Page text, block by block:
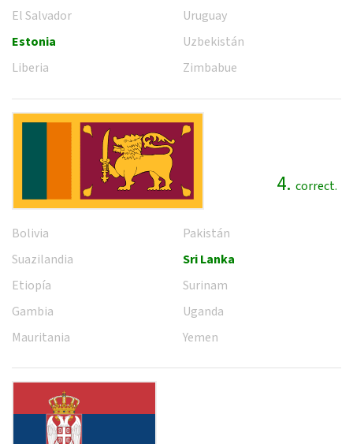
El Salvador
Estonia
Liberia
Uruguay
Uzbekistán
Zimbabue
4. correct.
Bolivia
Suazilandia
Etiopía
Gambia
Mauritania
Pakistán
Sri Lanka
Surinam
Uganda
Yemen